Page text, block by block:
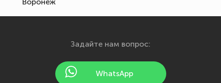
Екатеринбург
Йошкар-Ола
Задайте нам вопрос:
WhatsApp